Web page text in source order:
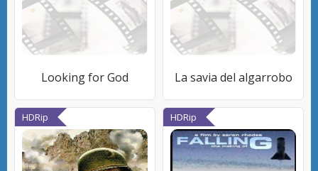
Looking for God La savia del algarrobo
HDRip HDRip